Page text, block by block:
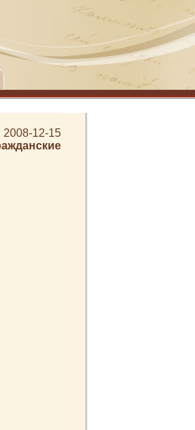
2008-12-15